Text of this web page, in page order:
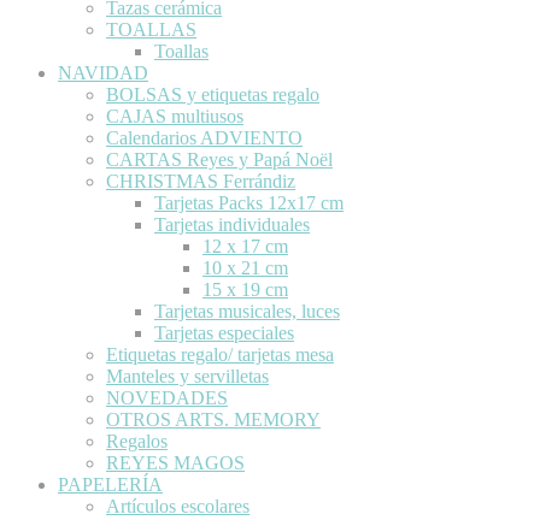
Tazas cerámica
TOALLAS
Toallas
NAVIDAD
BOLSAS y etiquetas regalo
CAJAS multiusos
Calendarios ADVIENTO
CARTAS Reyes y Papá Noël
CHRISTMAS Ferrándiz
Tarjetas Packs 12x17 cm
Tarjetas individuales
12 x 17 cm
10 x 21 cm
15 x 19 cm
Tarjetas musicales, luces
Tarjetas especiales
Etiquetas regalo/ tarjetas mesa
Manteles y servilletas
NOVEDADES
OTROS ARTS. MEMORY
Regalos
REYES MAGOS
PAPELERÍA
Artículos escolares